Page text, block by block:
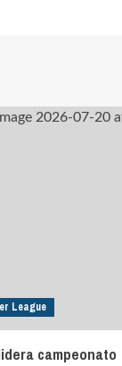
League
campeonato